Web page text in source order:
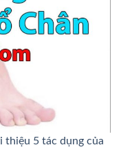
thiệu 5 tác dụng của